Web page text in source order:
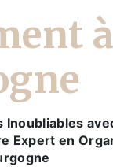
à
Inoubliables
Expert en